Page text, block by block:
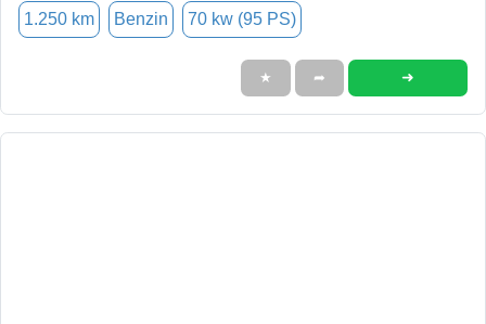
1.250 km Benzin 70 kw (95 PS)
★ ➦ ➜